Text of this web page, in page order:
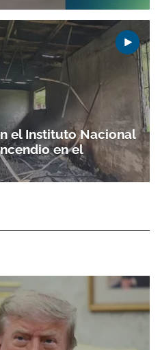
el Instituto Nacional
en el